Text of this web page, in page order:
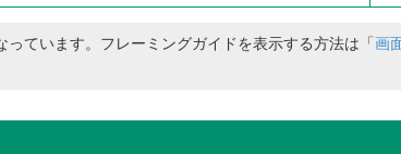
ています。フレーミングガイドを表示する方法は「画